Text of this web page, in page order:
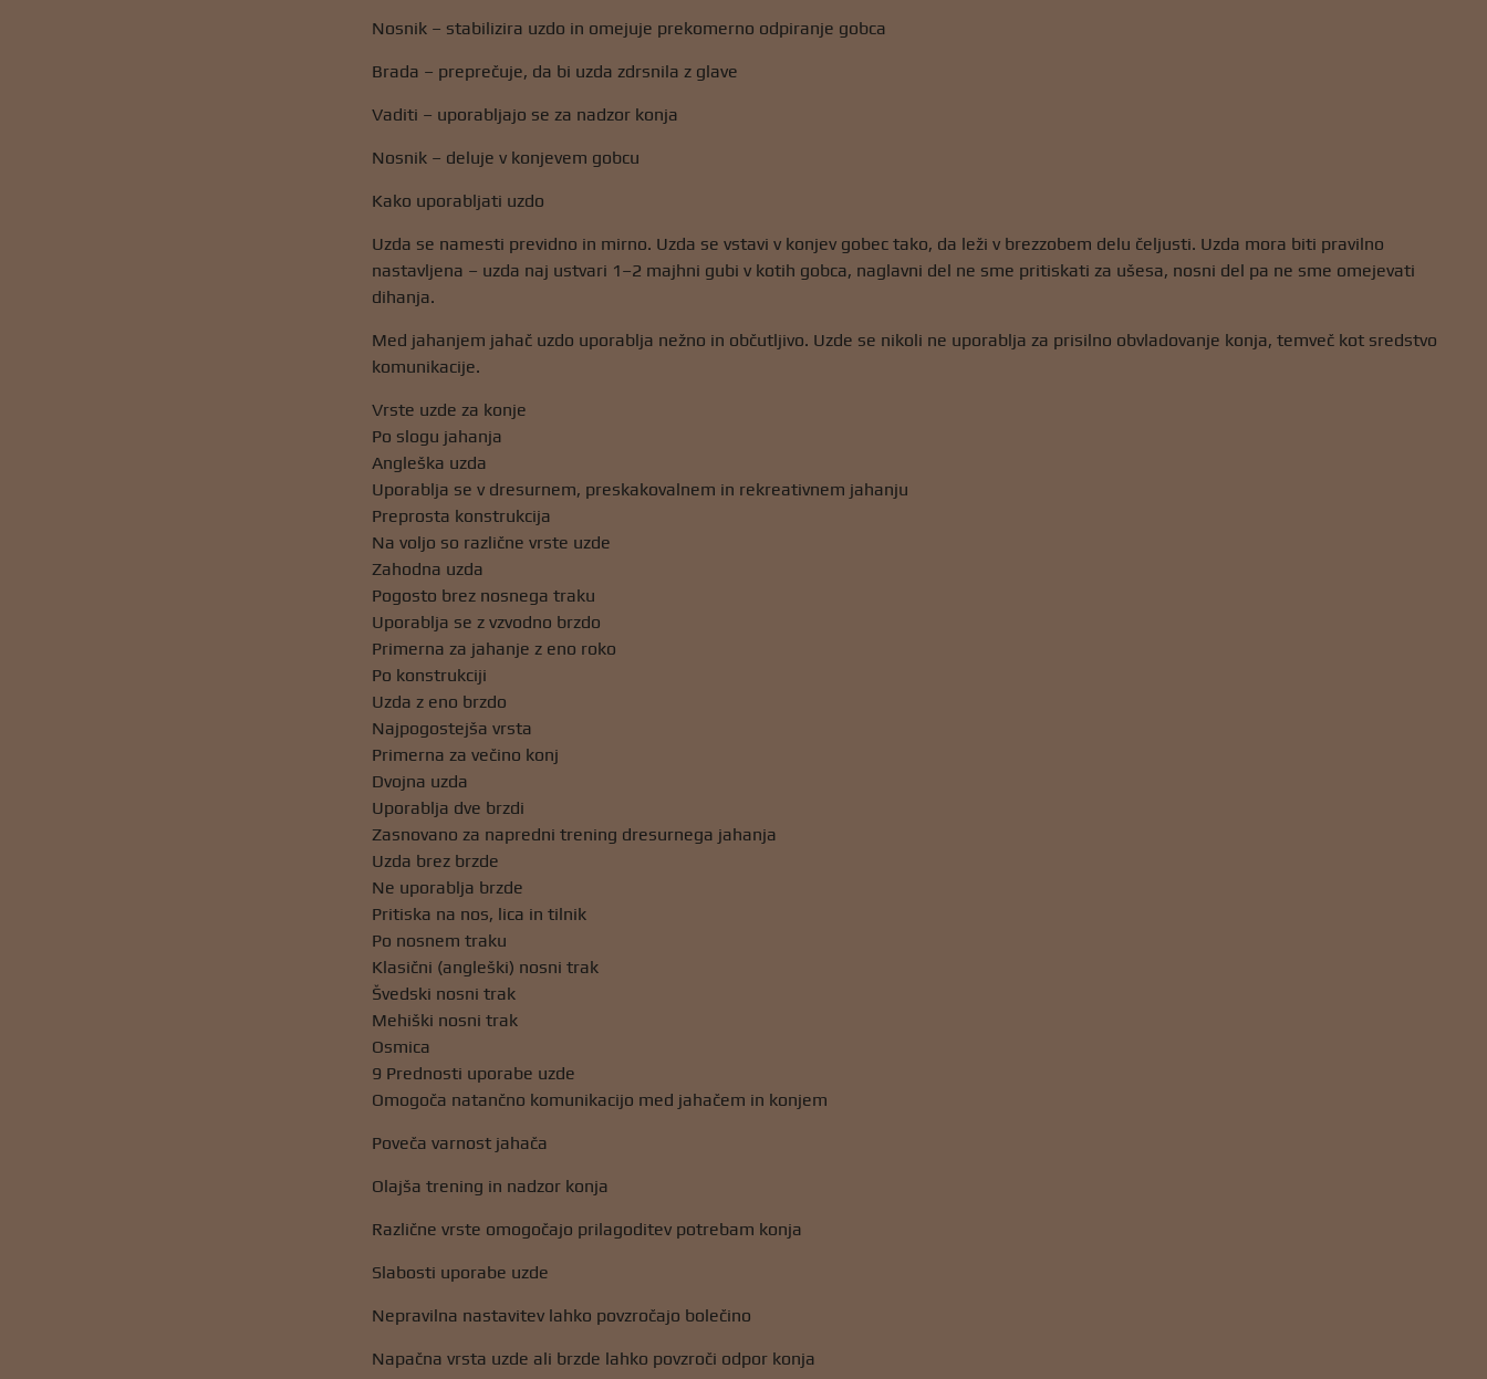
Nosnik – stabilizira uzdo in omejuje prekomerno odpiranje gobca
Brada – preprečuje, da bi uzda zdrsnila z glave
Vaditi – uporabljajo se za nadzor konja
Nosnik – deluje v konjevem gobcu
Kako uporabljati uzdo
Uzda se namesti previdno in mirno. Uzda se vstavi v konjev gobec tako, da leži v brezzobem delu čeljusti. Uzda mora biti pravilno
nastavljena – uzda naj ustvari 1–2 majhni gubi v kotih gobca, naglavni del ne sme pritiskati za ušesa, nosni del pa ne sme omejevati
dihanja.
Med jahanjem jahač uzdo uporablja nežno in občutljivo. Uzde se nikoli ne uporablja za prisilno obvladovanje konja, temveč kot sredstvo
komunikacije.
Vrste uzde za konje
Po slogu jahanja
Angleška uzda
Uporablja se v dresurnem, preskakovalnem in rekreativnem jahanju
Preprosta konstrukcija
Na voljo so različne vrste uzde
Zahodna uzda
Pogosto brez nosnega traku
Uporablja se z vzvodno brzdo
Primerna za jahanje z eno roko
Po konstrukciji
Uzda z eno brzdo
Najpogostejša vrsta
Primerna za večino konj
Dvojna uzda
Uporablja dve brzdi
Zasnovano za napredni trening dresurnega jahanja
Uzda brez brzde
Ne uporablja brzde
Pritiska na nos, lica in tilnik
Po nosnem traku
Klasični (angleški) nosni trak
Švedski nosni trak
Mehiški nosni trak
Osmica
9 Prednosti uporabe uzde
Omogoča natančno komunikacijo med jahačem in konjem
Poveča varnost jahača
Olajša trening in nadzor konja
Različne vrste omogočajo prilagoditev potrebam konja
Slabosti uporabe uzde
Nepravilna nastavitev lahko povzročajo bolečino
Napačna vrsta uzde ali brzde lahko povzroči odpor konja